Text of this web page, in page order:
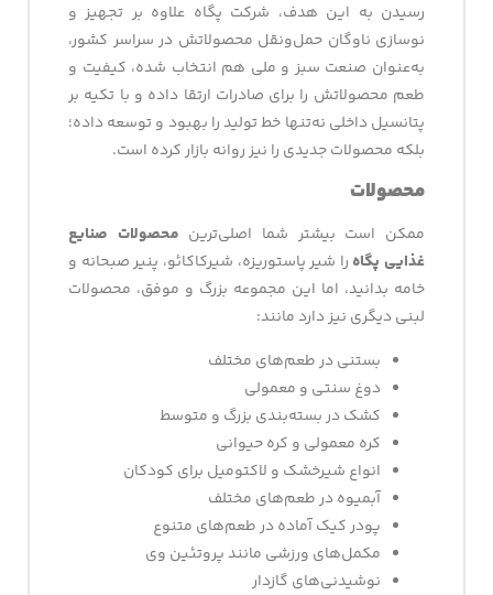
رسیدن به این هدف، شرکت پگاه علاوه بر تجهیز و
نوسازی ناوگان حمل‌ونقل محصولاتش در سراسر کشور،
به‌عنوان صنعت سبز و ملی هم انتخاب شده، کیفیت و
طعم محصولاتش را برای صادرات ارتقا داده و با تکیه بر
پتانسیل داخلی نه‌تنها خط تولید را بهبود و توسعه داده؛
بلکه محصولات جدیدی را نیز روانه بازار کرده است.
محصولات
ممکن است بیشتر شما اصلی‌ترین محصولات صنایع
غذایی پگاه را شیر پاستوریزه، شیرکاکائو، پنیر صبحانه و
خامه بدانید، اما این مجموعه بزرگ و موفق، محصولات
لبنی دیگری نیز دارد مانند:
بستنی در طعم‌های مختلف
دوغ سنتی و معمولی
کشک در بسته‌بندی بزرگ و متوسط
کره معمولی و کره حیوانی
انواع شیرخشک و لاکتومیل برای کودکان
آبمیوه در طعم‌های مختلف
پودر کیک آماده در طعم‌های متنوع
مکمل‌های ورزشی مانند پروتئین وی
نوشیدنی‌های گازدار